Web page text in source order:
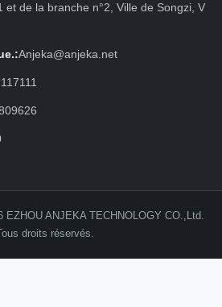
et de la branche n°2, Ville de Songzi, V
Anjeka@anjeka.net
EZHOU ANJEKA TECHNOLOGY CO.,Ltd.
droits réservés.